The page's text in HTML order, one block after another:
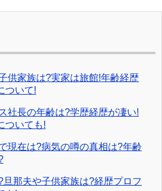
供家族は?実家は旅館!年齢経歴
ついて!
社長の年齢は?学歴経歴が凄い!
ついても!
現在は?病気の噂の真相は?年齢
那夫や子供家族は?経歴プロフ